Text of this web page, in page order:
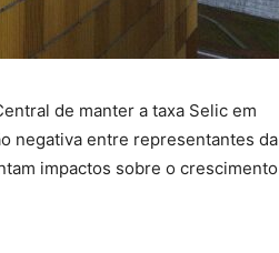
de manter a taxa Selic em
negativa entre representantes da
impactos sobre o crescimento